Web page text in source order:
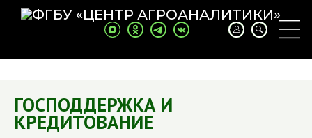
ГОСПОДДЕРЖКА И
КРЕДИТОВАНИЕ